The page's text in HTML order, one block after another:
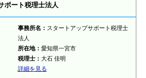
ポート税理士法人
事務所名： スタートアップサポート税理士
法人
所在地： 愛知県一宮市
税理士： 大石 佳明
詳細を見る